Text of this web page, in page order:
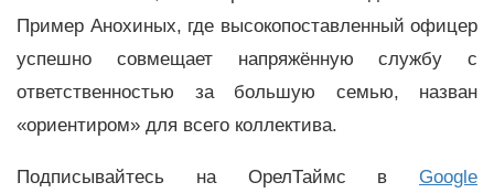
Пример Анохиных, где высокопоставленный офицер
успешно совмещает напряжённую службу с
ответственностью за большую семью, назван
«ориентиром» для всего коллектива.
Подписывайтесь на ОрелТаймс в Google